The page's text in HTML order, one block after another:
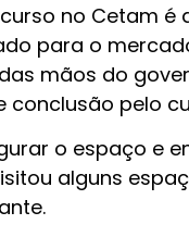
no Cetam
para o
mãos do
conclusão pelo
o espaço e
alguns